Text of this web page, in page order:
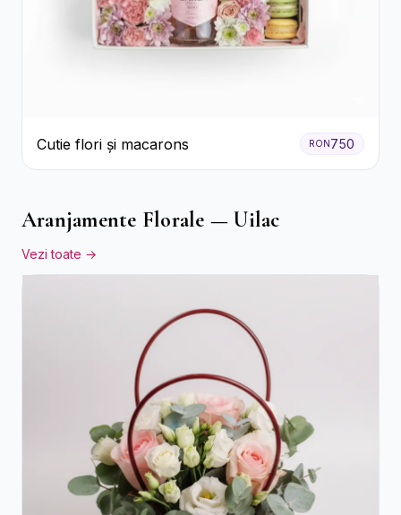
Cutie flori și macarons RON750
Aranjamente Florale — Uilac
Vezi toate →